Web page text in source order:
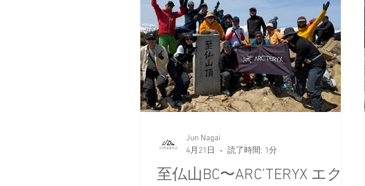
至仏山BC〜ARC’TERYX エク
Jun Nagai
4月21日
読了時間: 1分